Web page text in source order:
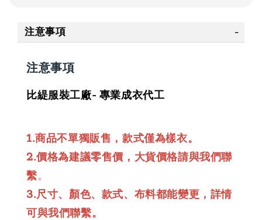
注意事項
注意事項
比緹服裝工廠- 專業成衣代工
1.商品不單獨販售，款式僅為樣衣。
2.價格為建議零售價，大貨價格請與我們聯
繫。
3.尺寸、顏色、款式、布料都能變更，詳情
可與我們聯繫。